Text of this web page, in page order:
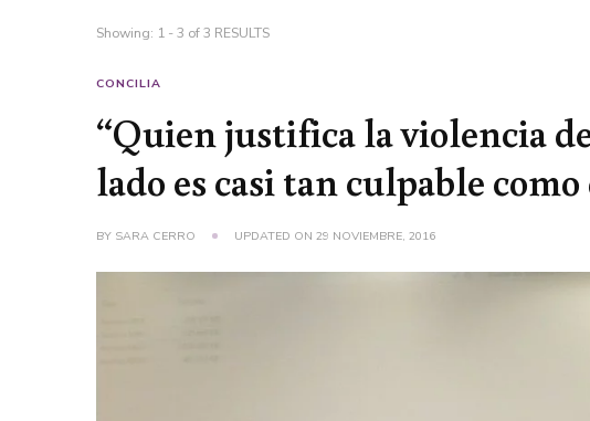
Showing: 1 - 3 of 3 RESULTS
CONCILIA
“Quien justifica la violencia
lado es casi tan culpable
BY SARA CERRO UPDATED ON29 NOVIEMBRE, 2016